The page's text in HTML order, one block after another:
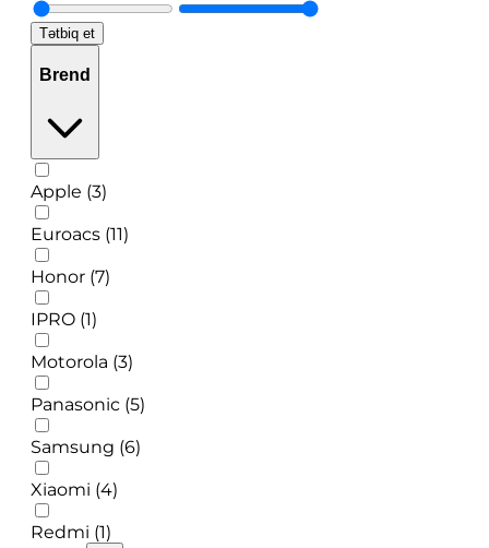
Tətbiq et
Brend
Apple (3)
Euroacs (11)
Honor (7)
IPRO (1)
Motorola (3)
Panasonic (5)
Samsung (6)
Xiaomi (4)
Redmi (1)